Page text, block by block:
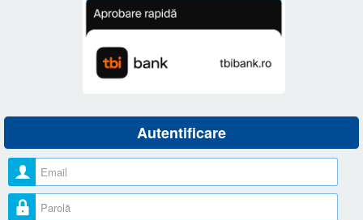
Autentificare
Nume utilizator
Parolă